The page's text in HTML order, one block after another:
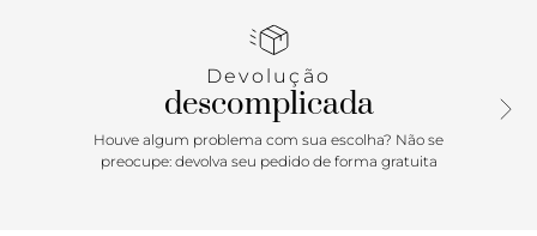
do tornozelo com fivela quadrada lateral. Com palmilha da
Devolução
descomplicada
Houve algum problema com sua escolha? Não se
preocupe: devolva seu pedido de forma gratuita